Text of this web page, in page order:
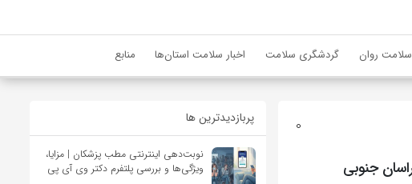
سلامت روان گردشگری سلامت اخبار سلامت استان‌ها منابع
0 پربازدیدترین ها
نوبت‌دهی اینترنتی مطب پزشکان | مزایا،
ویژگی‌ها و بررسی پلتفرم دکتر وی آی پی